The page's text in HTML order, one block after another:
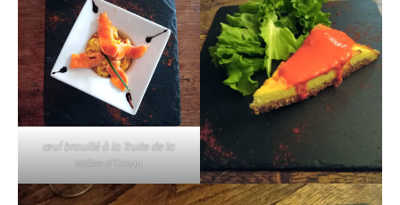
œuf brouillé à la Truite de la
Vallee d’Ossau